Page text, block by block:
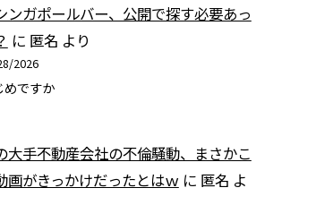
ンガポールバー、公開で探す必要あっ
に 匿名 より
2026
めですか
大手不動産会社の不倫騒動、まさかこ
画がきっかけだったとはｗ に 匿名 よ